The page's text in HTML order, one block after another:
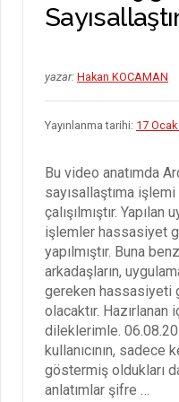
yazar: Hakan KOCAMAN
Yayınlanma tarihi: 17
Bu video anatımda
sayısallaştıma işlemi
çalışılmıştır.
işlemler hassasiyet
yapılmıştır. Buna
arkadaşların,
gereken hassasiyeti
olacaktır. Hazırlanan
dileklerimle.
kullanıcının, sadece
göstermiş oldukları
anlatımlar şifre …